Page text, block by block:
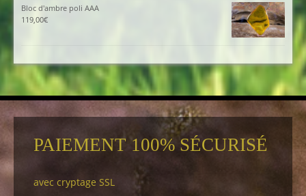
Bloc d'ambre poli AAA
119,00€
PAIEMENT 100% SÉCURISÉ
avec cryptage SSL